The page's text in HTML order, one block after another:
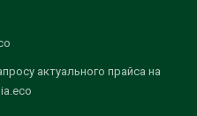
актуального прайса на